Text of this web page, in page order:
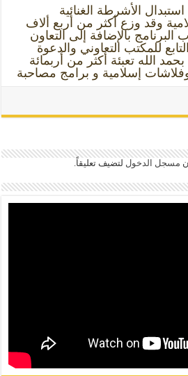
الأشرطة الغنائية
وقد وزع أكثر من أربع ألاف
بالإضافة إلى التعاون
للمكتب التعاوني والدعوة
الله تعبئة أكثر من أربمائة
إسلامية و برامج مصاحبة
مسجل الدخول لتضيف تعليقاً.